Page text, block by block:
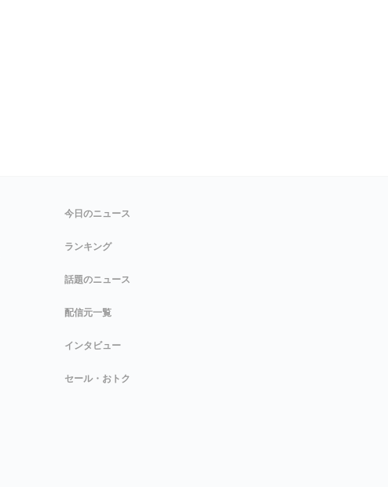
今日のニュース
ランキング
話題のニュース
配信元一覧
インタビュー
セール・おトク